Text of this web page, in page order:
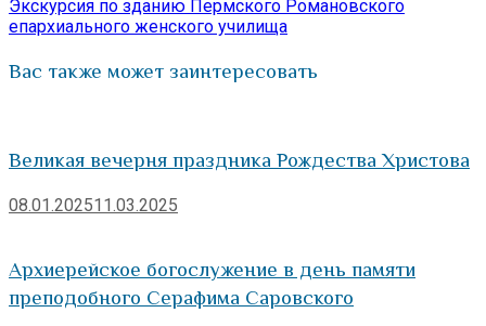
запись:
Экскурсия по зданию Пермского Романовского
епархиального женского училища
Вас также может заинтересовать
Великая вечерня праздника Рождества Христова
08.01.202511.03.2025
Архиерейское богослужение в день памяти
преподобного Серафима Саровского